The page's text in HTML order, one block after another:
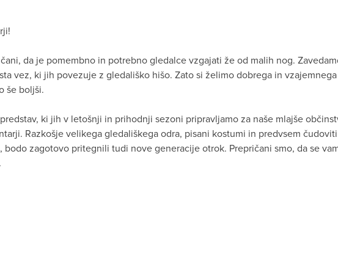
da je pomembno in potrebno gledalce vzgajati že od malih nog.
vez, ki jih povezuje z gledališko hišo. Zato si želimo dobrega in
še boljši.
ki jih v letošnji in prihodnji sezoni pripravljamo za naše mlajše
Razkošje velikega gledališkega odra, pisani kostumi in predvsem
zagotovo pritegnili tudi nove generacije otrok. Prepričani smo, da se